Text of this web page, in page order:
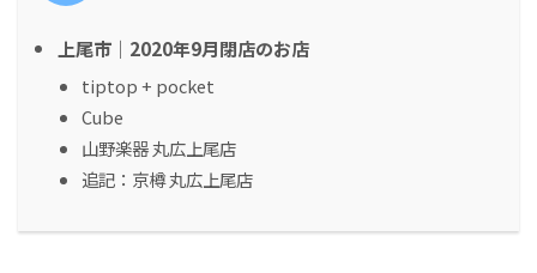
上尾市｜2020年9月閉店のお店
tiptop + pocket
Cube
山野楽器 丸広上尾店
追記：京樽 丸広上尾店